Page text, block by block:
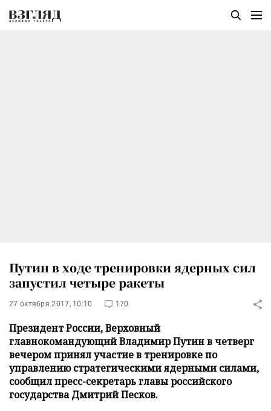
Путин в ходе тренировки ядерных сил
запустил четыре ракеты
27 октября 2017, 10:10 170
Президент России, Верховный
главнокомандующий Владимир Путин в четверг
вечером принял участие в тренировке по
управлению стратегическими ядерными силами,
сообщил пресс-секретарь главы российского
государства Дмитрий Песков.